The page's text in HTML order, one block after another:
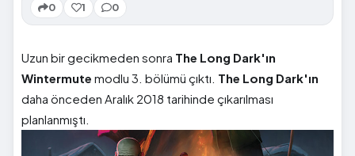
0 1 0
Uzun bir gecikmeden sonra The Long Dark'ın
Wintermute modlu 3. bölümü çıktı. The Long Dark'ın
daha önceden Aralık 2018 tarihinde çıkarılması
planlanmıştı.